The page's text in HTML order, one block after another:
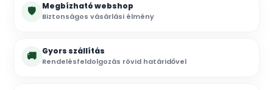
🛡 Megbízható webshop
Biztonságos vásárlási élmény
🚚 Gyors szállítás
Rendelésfeldolgozás rövid határidővel